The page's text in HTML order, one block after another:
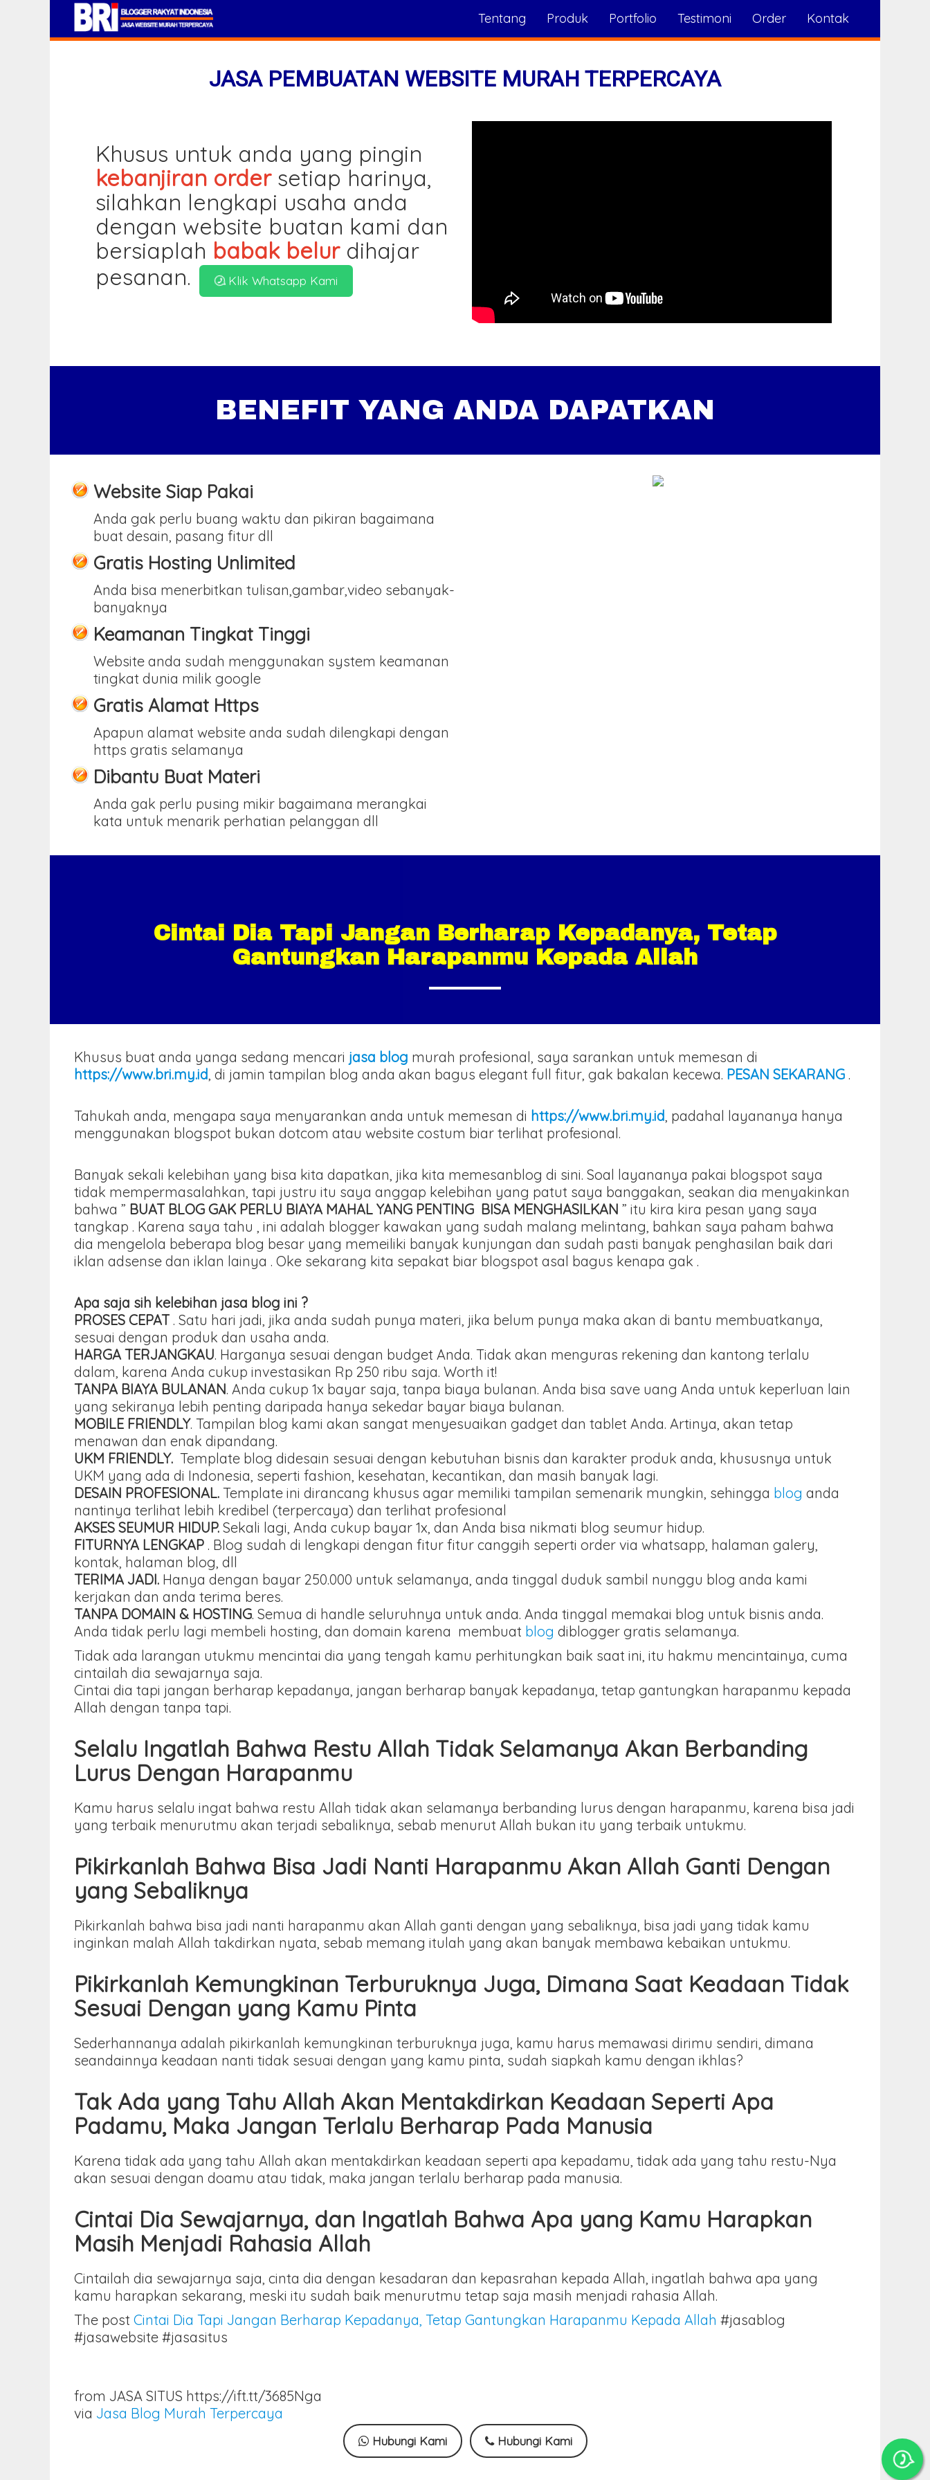
Tentang Produk Portfolio Testimoni Order Kontak
JASA PEMBUATAN WEBSITE MURAH TERPERCAYA
Khusus untuk anda yang pingin
kebanjiran ordersetiap harinya,
silahkan lengkapi usaha anda
dengan website buatan kami dan
bersiaplah babak belurdihajar
pesanan.
Klik Whatsapp Kami
BENEFIT YANG ANDA DAPATKAN
Website Siap Pakai
Anda gak perlu buang waktu dan pikiran bagaimana
buat desain, pasang fitur dll
Gratis Hosting Unlimited
Anda bisa menerbitkan tulisan,gambar,video sebanyak-
banyaknya
Keamanan Tingkat Tinggi
Website anda sudah menggunakan system keamanan
tingkat dunia milik google
Gratis Alamat Https
Apapun alamat website anda sudah dilengkapi dengan
https gratis selamanya
Dibantu Buat Materi
Anda gak perlu pusing mikir bagaimana merangkai
kata untuk menarik perhatian pelanggan dll
Cintai Dia Tapi Jangan Berharap Kepadanya, Tetap
Gantungkan Harapanmu Kepada Allah
Khusus buat anda yanga sedang mencari jasa blog murah profesional, saya sarankan untuk memesan di
https://www.bri.my.id, di jamin tampilan blog anda akan bagus elegant full fitur, gak bakalan kecewa. PESAN SEKARANG .
Tahukah anda, mengapa saya menyarankan anda untuk memesan di https://www.bri.my.id, padahal layananya hanya
menggunakan blogspot bukan dotcom atau website costum biar terlihat profesional.
Banyak sekali kelebihan yang bisa kita dapatkan, jika kita memesanblog di sini. Soal layananya pakai blogspot saya
tidak mempermasalahkan, tapi justru itu saya anggap kelebihan yang patut saya banggakan, seakan dia menyakinkan
bahwa ” BUAT BLOG GAK PERLU BIAYA MAHAL YANG PENTING BISA MENGHASILKAN ” itu kira kira pesan yang saya
tangkap . Karena saya tahu , ini adalah blogger kawakan yang sudah malang melintang, bahkan saya paham bahwa
dia mengelola beberapa blog besar yang memeiliki banyak kunjungan dan sudah pasti banyak penghasilan baik dari
iklan adsense dan iklan lainya . Oke sekarang kita sepakat biar blogspot asal bagus kenapa gak .
Apa saja sih kelebihan jasa blog ini ?
PROSES CEPAT. Satu hari jadi, jika anda sudah punya materi, jika belum punya maka akan di bantu membuatkanya,
sesuai dengan produk dan usaha anda.
HARGA TERJANGKAU. Harganya sesuai dengan budget Anda. Tidak akan menguras rekening dan kantong terlalu
dalam, karena Anda cukup investasikan Rp 250 ribu saja. Worth it!
TANPA BIAYA BULANAN. Anda cukup 1x bayar saja, tanpa biaya bulanan. Anda bisa save uang Anda untuk keperluan lain
yang sekiranya lebih penting daripada hanya sekedar bayar biaya bulanan.
MOBILE FRIENDLY. Tampilan blog kami akan sangat menyesuaikan gadget dan tablet Anda. Artinya, akan tetap
menawan dan enak dipandang.
UKM FRIENDLY. Template blog didesain sesuai dengan kebutuhan bisnis dan karakter produk anda, khususnya untuk
UKM yang ada di Indonesia, seperti fashion, kesehatan, kecantikan, dan masih banyak lagi.
DESAIN PROFESIONAL. Template ini dirancang khusus agar memiliki tampilan semenarik mungkin, sehingga blog anda
nantinya terlihat lebih kredibel (terpercaya) dan terlihat profesional
AKSES SEUMUR HIDUP. Sekali lagi, Anda cukup bayar 1x, dan Anda bisa nikmati blog seumur hidup.
FITURNYA LENGKAP . Blog sudah di lengkapi dengan fitur fitur canggih seperti order via whatsapp, halaman galery,
kontak, halaman blog, dll
TERIMA JADI. Hanya dengan bayar 250.000 untuk selamanya, anda tinggal duduk sambil nunggu blog anda kami
kerjakan dan anda terima beres.
TANPA DOMAIN & HOSTING. Semua di handle seluruhnya untuk anda. Anda tinggal memakai blog untuk bisnis anda.
Anda tidak perlu lagi membeli hosting, dan domain karena membuat blog diblogger gratis selamanya.
Tidak ada larangan utukmu mencintai dia yang tengah kamu perhitungkan baik saat ini, itu hakmu mencintainya, cuma
cintailah dia sewajarnya saja.
Cintai dia tapi jangan berharap kepadanya, jangan berharap banyak kepadanya, tetap gantungkan harapanmu kepada
Allah dengan tanpa tapi.
Selalu Ingatlah Bahwa Restu Allah Tidak Selamanya Akan Berbanding
Lurus Dengan Harapanmu
Kamu harus selalu ingat bahwa restu Allah tidak akan selamanya berbanding lurus dengan harapanmu, karena bisa jadi
yang terbaik menurutmu akan terjadi sebaliknya, sebab menurut Allah bukan itu yang terbaik untukmu.
Pikirkanlah Bahwa Bisa Jadi Nanti Harapanmu Akan Allah Ganti Dengan
yang Sebaliknya
Pikirkanlah bahwa bisa jadi nanti harapanmu akan Allah ganti dengan yang sebaliknya, bisa jadi yang tidak kamu
inginkan malah Allah takdirkan nyata, sebab memang itulah yang akan banyak membawa kebaikan untukmu.
Pikirkanlah Kemungkinan Terburuknya Juga, Dimana Saat Keadaan Tidak
Sesuai Dengan yang Kamu Pinta
Sederhannanya adalah pikirkanlah kemungkinan terburuknya juga, kamu harus memawasi dirimu sendiri, dimana
seandainnya keadaan nanti tidak sesuai dengan yang kamu pinta, sudah siapkah kamu dengan ikhlas?
Tak Ada yang Tahu Allah Akan Mentakdirkan Keadaan Seperti Apa
Padamu, Maka Jangan Terlalu Berharap Pada Manusia
Karena tidak ada yang tahu Allah akan mentakdirkan keadaan seperti apa kepadamu, tidak ada yang tahu restu-Nya
akan sesuai dengan doamu atau tidak, maka jangan terlalu berharap pada manusia.
Cintai Dia Sewajarnya, dan Ingatlah Bahwa Apa yang Kamu Harapkan
Masih Menjadi Rahasia Allah
Cintailah dia sewajarnya saja, cinta dia dengan kesadaran dan kepasrahan kepada Allah, ingatlah bahwa apa yang
kamu harapkan sekarang, meski itu sudah baik menurutmu tetap saja masih menjadi rahasia Allah.
The post Cintai Dia Tapi Jangan Berharap Kepadanya, Tetap Gantungkan Harapanmu Kepada Allah #jasablog
#jasawebsite #jasasitus
from JASA SITUS https://ift.tt/3685Nga
via Jasa Blog Murah Terpercaya
Hubungi Kami Hubungi Kami